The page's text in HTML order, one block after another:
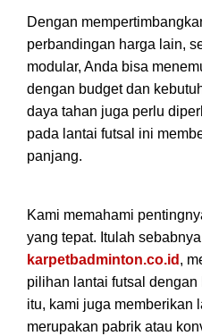
Dengan
perbandingan harga lain,
modular, Anda bisa
dengan budget dan
daya tahan juga perlu
pada lantai futsal ini
panjang.
Kami memahami
yang tepat. Itulah
karpetbadminton.co.id ,
pilihan lantai futsal
itu, kami juga memberikan
merupakan pabrik atau